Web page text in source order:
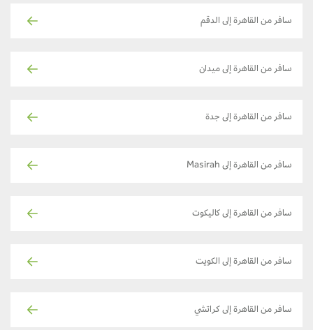
سافر من القاهرة إلى الدقم
سافر من القاهرة إلى ميدان
سافر من القاهرة إلى جدة
سافر من القاهرة إلى Masirah
سافر من القاهرة إلى كاليكوت
سافر من القاهرة إلى الكويت
سافر من القاهرة إلى كراتشي